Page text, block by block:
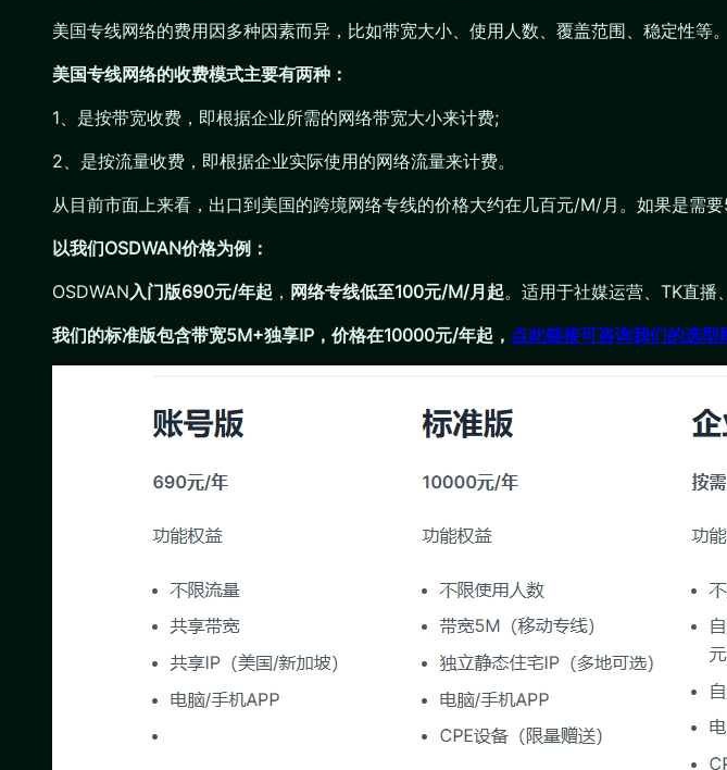
美国专线网络的费用因多种因素而异，比如带宽大小、使用人数、覆盖范围、稳定性等。
美国专线网络的收费模式主要有两种：
1、是按带宽收费，即根据企业所需的网络带宽大小来计费;
2、是按流量收费，即根据企业实际使用的网络流量来计费。
从目前市面上来看，出口到美国的跨境网络专线的价格大约在几百元/M/月。如果是需
以我们OSDWAN价格为例：
OSDWAN入门版690元/年起 ， 网络专线低至100元/M/月起。适用于社媒运营、TK直播
我们的标准版包含带宽5M+独享IP，价格在10000元/年起， 点此链接可咨询我们的选型